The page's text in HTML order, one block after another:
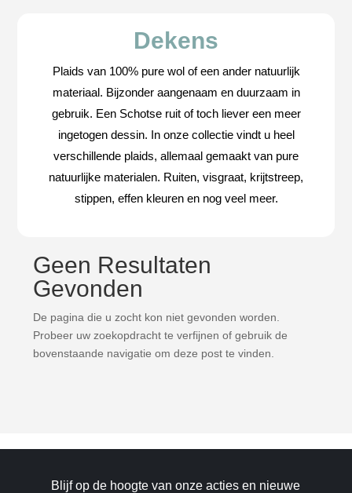
Dekens
Plaids van 100% pure wol of een ander natuurlijk
materiaal. Bijzonder aangenaam en duurzaam in
gebruik. Een Schotse ruit of toch liever een meer
ingetogen dessin. In onze collectie vindt u heel
verschillende plaids, allemaal gemaakt van pure
natuurlijke materialen. Ruiten, visgraat, krijtstreep,
stippen, effen kleuren en nog veel meer.
Geen Resultaten
Gevonden
De pagina die u zocht kon niet gevonden worden.
Probeer uw zoekopdracht te verfijnen of gebruik de
bovenstaande navigatie om deze post te vinden.
Blijf op de hoogte van onze acties en nieuwe